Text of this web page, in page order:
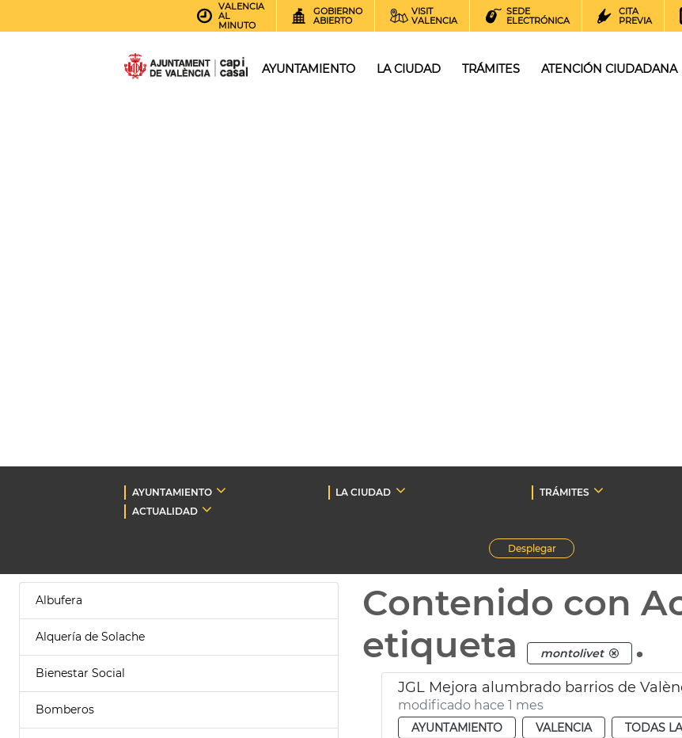
VALENCIA
AL
MINUTO
GOBIERNO
ABIERTO
VISIT
VALENCIA
SEDE
ELECTRÓNICA
CITA
PREVIA
AYUNTAMIENTO LA CIUDAD TRÁMITES ATENCIÓN CIUDADANA
AYUNTAMIENTO LA CIUDAD TRÁMITES
ACTUALIDAD
Desplegar
Albufera
Alquería de Solache
Bienestar Social
Bomberos
Contenido con
etiqueta
montolivet .
JGL Mejora alumbrado barrios de
modificado hace 1 mes
AYUNTAMIENTO VALENCIA TODAS